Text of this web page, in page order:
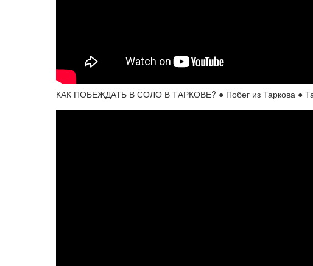
КАК ПОБЕЖДАТЬ В СОЛО В ТАРКОВЕ? ● Побег из Таркова ●